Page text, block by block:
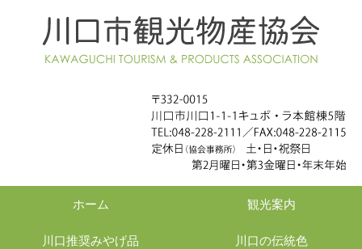
ホーム 観光案内
川口推奨みやげ品 川口の伝統色